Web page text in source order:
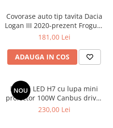
Scrumiere Auto
Stergatoare Parbriz
Suport Auto Ochelari
Suporti Numar Inmatriculare
Suporti Pahar Auto
Suporti Telefon Auto
Tetiera Auto
Covorase auto tip tavita Dacia
Logan III 2020-prezent Frogum
No.77
181,00 Lei
ADAUGA IN COS
NOU
Becuri LED H7 cu lupa mini
proiector 100W Canbus driver
extern 12-24V
230,00 Lei